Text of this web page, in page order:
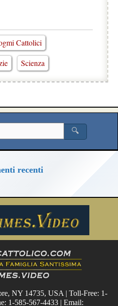
Cattolici
Scienza
🔍
recenti
NY 14735, USA | Toll-Free: 1-
1-585-567-4433 | Email: